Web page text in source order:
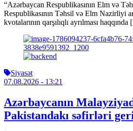
“Azərbaycan Respublikasının Elm və
Respublikasının Təhsil və Elm Nazirliyi
kvotalarının qarşılıqlı ayrılması
Siyasət
07.08.2026 - 13:21
Azərbaycanın
Pakistandakı səfirləri geri